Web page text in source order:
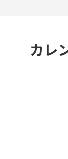
カレ